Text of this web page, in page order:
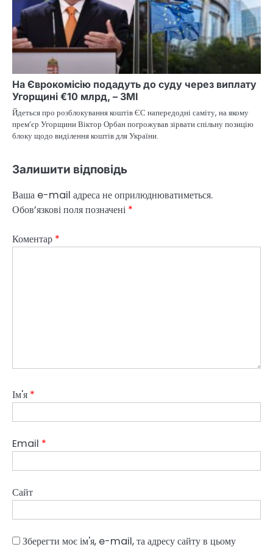
На Єврокомісію подадуть до суду через виплату
Угорщині €10 млрд, – ЗМІ
Йдеться про розблокування коштів ЄС напередодні саміту, на якому
прем’єр Угорщини Віктор Орбан погрожував зірвати спільну позицію
блоку щодо виділення коштів для України.
Залишити відповідь
Ваша e-mail адреса не оприлюднюватиметься.
Обов’язкові поля позначені *
Коментар *
Ім'я *
Email *
Сайт
Зберегти моє ім'я, e-mail, та адресу сайту в цьому